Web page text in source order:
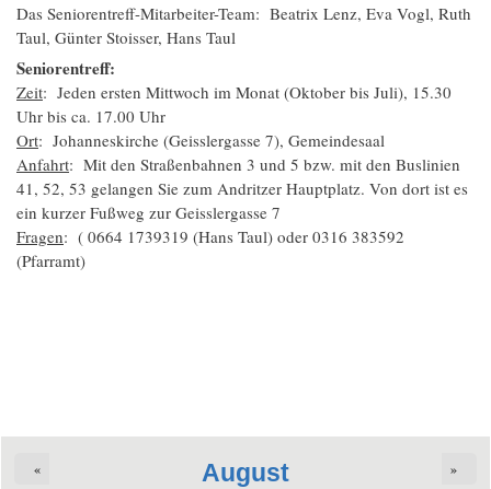
Das Seniorentreff-Mitarbeiter-Team: Beatrix Lenz, Eva Vogl, Ruth
Taul, Günter Stoisser, Hans Taul
Seniorentreff:
Zeit: Jeden ersten Mittwoch im Monat (Oktober bis Juli), 15.30
Uhr bis ca. 17.00 Uhr
Ort: Johanneskirche (Geisslergasse 7), Gemeindesaal
Anfahrt: Mit den Straßenbahnen 3 und 5 bzw. mit den Buslinien
41, 52, 53 gelangen Sie zum Andritzer Hauptplatz. Von dort ist es
ein kurzer Fußweg zur Geisslergasse 7
Fragen: ( 0664 1739319 (Hans Taul) oder 0316 383592
(Pfarramt)
August
« »